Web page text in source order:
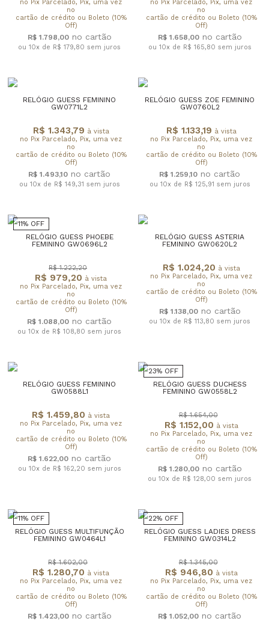
no Pix Parcelado, Pix, uma vez
no
cartão de crédito ou Boleto (10%
Off)
R$ 1.798,00
ou 10x de R$ 179,80 sem juros
no Pix Parcelado, Pix, uma vez
no
cartão de crédito ou Boleto (10%
Off)
R$ 1.658,00
ou 10x de R$ 165,80 sem juros
RELÓGIO GUESS FEMININO
GW0771L2
R$ 1.343,79 à vista
no Pix Parcelado, Pix, uma vez
no
cartão de crédito ou Boleto (10%
Off)
R$ 1.493,10
ou 10x de R$ 149,31 sem juros
RELÓGIO GUESS ZOE FEMININO
GW0760L2
R$ 1.133,19 à vista
no Pix Parcelado, Pix, uma vez
no
cartão de crédito ou Boleto (10%
Off)
R$ 1.259,10
ou 10x de R$ 125,91 sem juros
11% OFF
RELÓGIO GUESS PHOEBE
FEMININO GW0696L2
R$ 979,20 à vista
no Pix Parcelado, Pix, uma vez
no
cartão de crédito ou Boleto (10%
Off)
R$ 1.222,20
R$ 1.088,00
ou 10x de R$ 108,80 sem juros
RELÓGIO GUESS ASTERIA
FEMININO GW0620L2
R$ 1.024,20 à vista
no Pix Parcelado, Pix, uma vez
no
cartão de crédito ou Boleto (10%
Off)
R$ 1.138,00
ou 10x de R$ 113,80 sem juros
RELÓGIO GUESS FEMININO
GW0588L1
R$ 1.459,80 à vista
no Pix Parcelado, Pix, uma vez
no
cartão de crédito ou Boleto (10%
Off)
R$ 1.622,00
ou 10x de R$ 162,20 sem juros
23% OFF
RELÓGIO GUESS DUCHESS
FEMININO GW0558L2
R$ 1.152,00 à vista
no Pix Parcelado, Pix, uma vez
no
cartão de crédito ou Boleto (10%
Off)
R$ 1.654,00
R$ 1.280,00
ou 10x de R$ 128,00 sem juros
11% OFF
RELÓGIO GUESS MULTIFUNÇÃO
FEMININO GW0464L1
R$ 1.280,70 à vista
no Pix Parcelado, Pix, uma vez
no
cartão de crédito ou Boleto (10%
Off)
R$ 1.602,00
R$ 1.423,00
22% OFF
RELÓGIO GUESS LADIES DRESS
FEMININO GW0314L2
R$ 946,80 à vista
no Pix Parcelado, Pix, uma vez
no
cartão de crédito ou Boleto (10%
Off)
R$ 1.345,00
R$ 1.052,00